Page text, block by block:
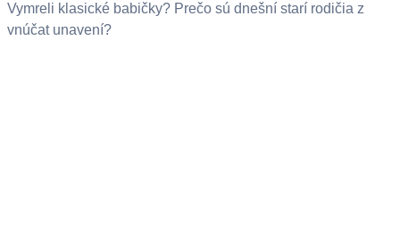
Vymreli klasické babičky? Prečo sú dnešní starí rodičia z
vnúčat unavení?